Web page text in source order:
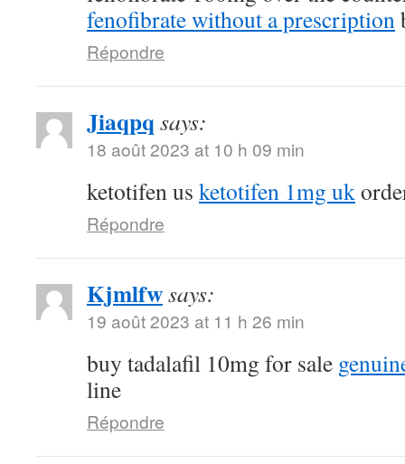
fenofibrate without a prescription
Répondre
Jiaqpq says:
18 août 2023 at 10 h 09 min
ketotifen us ketotifen 1mg uk
Répondre
Kjmlfwsays:
19 août 2023 at 11 h 26 min
buy tadalafil 10mg for sale
line
Répondre